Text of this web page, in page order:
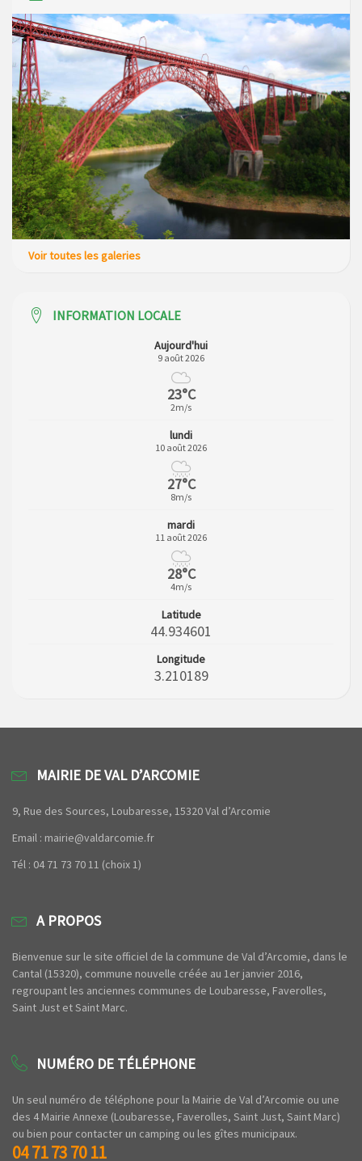
Voir toutes les galeries
INFORMATION LOCALE
Aujourd'hui
9 août 2026
23°C
2m/s
lundi
10 août 2026
27°C
8m/s
mardi
11 août 2026
28°C
4m/s
Latitude
44.934601
Longitude
3.210189
MAIRIE DE VAL D’ARCOMIE
9, Rue des Sources, Loubaresse, 15320 Val d’Arcomie
Email : mairie@valdarcomie.fr
Tél : 04 71 73 70 11 (choix 1)
A PROPOS
Bienvenue sur le site officiel de la commune de Val d’Arcomie, dans le
Cantal (15320), commune nouvelle créée au 1er janvier 2016,
regroupant les anciennes communes de Loubaresse, Faverolles,
Saint Just et Saint Marc.
NUMÉRO DE TÉLÉPHONE
Un seul numéro de téléphone pour la Mairie de Val d’Arcomie ou une
des 4 Mairie Annexe (Loubaresse, Faverolles, Saint Just, Saint Marc)
ou bien pour contacter un camping ou les gîtes municipaux.
04 71 73 70 11